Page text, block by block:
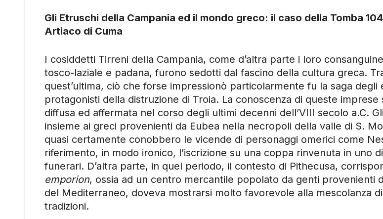
Gli Etruschi della Campania ed il mondo greco: il caso della Tomba
Artiaco di Cuma
I cosiddetti Tirreni della Campania, come d’altra parte i loro
tosco-laziale e padana, furono sedotti dal fascino della cultura greca.
quest’ultima, ciò che forse impressionò particolarmente fu la saga degli
protagonisti della distruzione di Troia. La conoscenza di queste imprese
diffusa ed affermata nel corso degli ultimi decenni dell’VIII secolo a.C.
insieme ai greci provenienti da Eubea nella necropoli della valle di S.
quasi certamente conobbero le vicende di personaggi omerici come
riferimento, in modo ironico, l’iscrizione su una coppa rinvenuta in uno
funerari. D’altra parte, in quel periodo, il contesto di Pithecusa,
emporion, ossia ad un centro mercantile popolato da genti provenienti
del Mediterraneo, doveva mostrarsi molto favorevole alla mescolanza
tradizioni.